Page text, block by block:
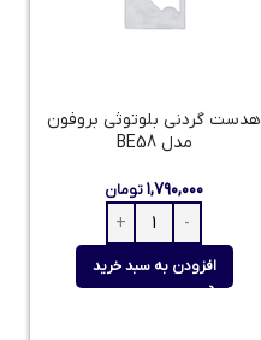
هدست گردنی بلوتوثی بروفون
مدل BE58
۱,۷۹۰,۰۰۰تومان
افزودن به سبد خرید